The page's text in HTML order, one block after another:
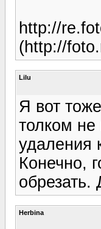
http://
(http://
Lilu
Я вот
толком
удаления
Конечно,
обрезать.
Herbina